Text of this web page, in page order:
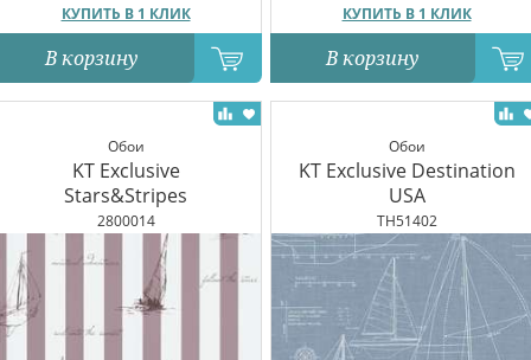
КУПИТЬ В 1 КЛИК
В корзину
КУПИТЬ В 1 КЛИК
В корзину
Обои
KT Exclusive
Stars&Stripes
2800014
Обои
KT Exclusive Destination
USA
TH51402